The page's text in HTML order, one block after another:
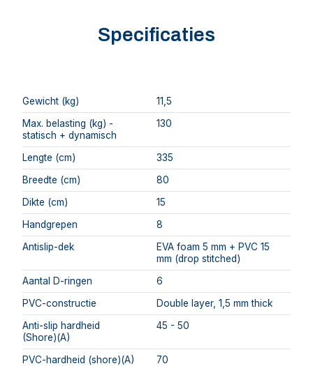
Specificaties
Gewicht (kg)
11,5
Max. belasting (kg) -
statisch + dynamisch
130
Lengte (cm)
335
Breedte (cm)
80
Dikte (cm)
15
Handgrepen
8
Antislip-dek
EVA foam 5 mm + PVC 15
mm (drop stitched)
Aantal D-ringen
6
PVC-constructie
Double layer, 1,5 mm thick
Anti-slip hardheid
(Shore)(A)
45 - 50
PVC-hardheid (shore)(A)
70